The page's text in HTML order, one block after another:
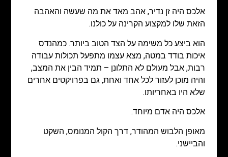
אלכס היה זן נדיר, אהב מאד את מה שעשה והאהבה
הזאת שלו למקצוע הקרינה על כולנו.
הוא ביצע כל משימה על הצד הטוב ביותר. כמהנדס
איכות בודד במטה, מצא עצמו מתפעל תכולות עבודה
רבות, אבל מעולם לא התלונן – תמיד הבין את המצב,
והיה מוכן לעזור לכל אחד ואחת, גם בפרויקטים אחרים
שלא היו באחריותו.
אלכס היה אדם מיוחד.
מאופן הלבוש המהודר, דרך הקול המנומס, השקט
והביישני.